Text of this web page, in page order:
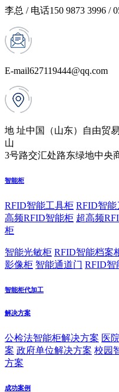
李总 / 电话150 9873 3996 /
E-mail627119444@qq.com
地 址中国（山东）自由贸
山
3号路交汇处路东绿地中央
智能柜
RFID智能工具柜 RFID智能
高频RFID智能柜 超高频
柜
智能光敏柜 RFID智能档案
影像柜 智能通道门 RFID智
智能柜代加工
解决方案
公检法智能柜解决方案 医
案 政府单位解决方案 校园
方案
成功案例